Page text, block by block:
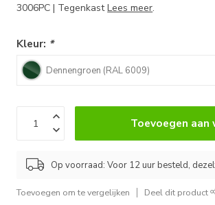
3006PC | TegenkastLees meer.
Kleur: *
Dennengroen (RAL 6009)
Toevoegen aan
Op voorraad: Voor 12 uur besteld,
Toevoegen om te vergelijken Deel dit product